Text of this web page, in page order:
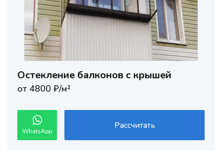
Остекление балконов с крышей
от 4800 ₽/м²
WhatsApp
Рассчитать